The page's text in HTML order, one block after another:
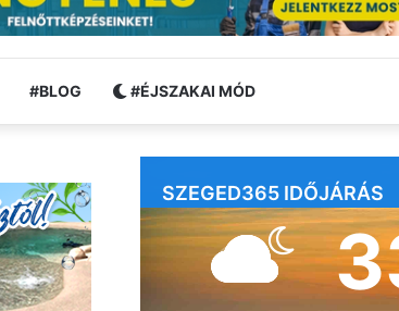
#BLOG #ÉJSZAKAI MÓD
SZEGED365 IDŐJÁRÁS